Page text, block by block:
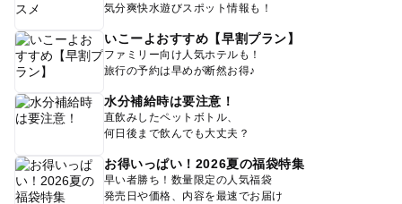
気分爽快水遊びスポット情報も！
いこーよおすすめ【早割プラン】
ファミリー向け人気ホテルも！
旅行の予約は早めが断然お得♪
水分補給時は要注意！
直飲みしたペットボトル、
何日後まで飲んでも大丈夫？
お得いっぱい！2026夏の福袋特集
早い者勝ち！数量限定の人気福袋
発売日や価格、内容を最速でお届け